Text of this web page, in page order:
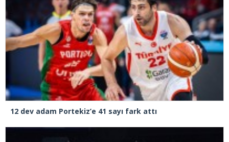
12 dev adam Portekiz’e 41 sayı fark attı